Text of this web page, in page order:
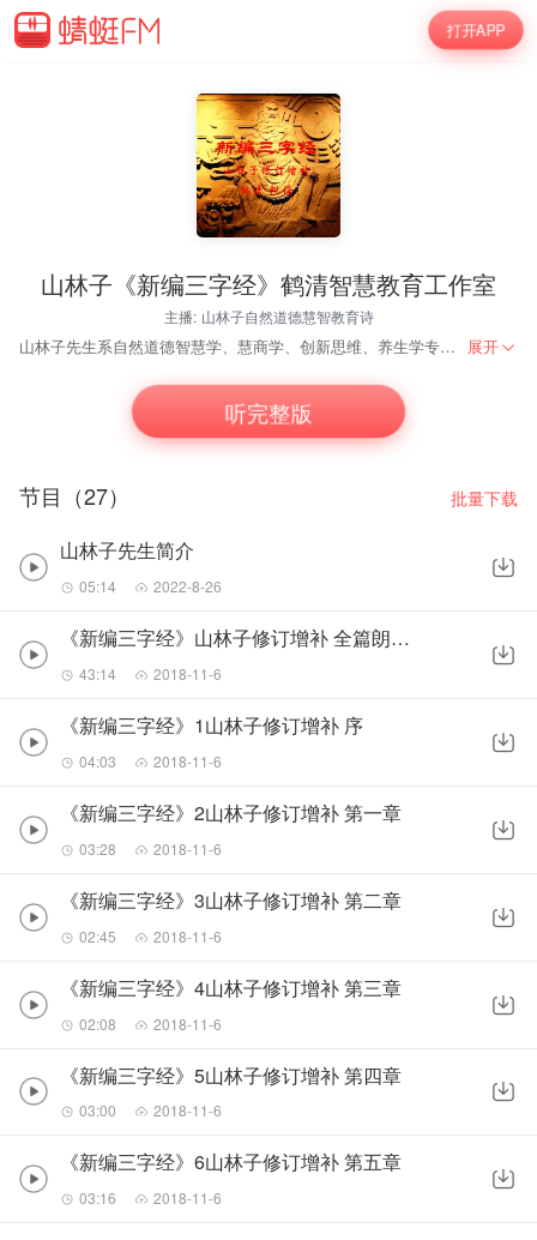
打开APP
山林子《新编三字经》鹤清智慧教育工作室
主播: 山林子自然道德慧智教育诗
山林子先生系自然道德智慧学、慧商学、创新思维、养生学专家。他始终遵循传统继承贵在适时创新的宗旨，以回归人类自然道德本体文化精神、复兴传统自然道德智慧文化为己任，在世界上首次提出“慧商”“道德智慧就是力量，人类呼唤道德智慧教育！”等重要理念，首倡自然道德智慧教育与教育智慧、慧商教育，自然道德智慧人生诗意教育，并长期在高校进行了大量的课题研究和教学实践。他以原创诗文传播人类先进文化，提升人类心身素质！ 展开
听完整版
节目（27） 批量下载
山林子先生简介
05:14 2022-8-26
《新编三字经》山林子修订增补 全篇朗诵 鹤清
43:14 2018-11-6
《新编三字经》1山林子修订增补 序
04:03 2018-11-6
《新编三字经》2山林子修订增补 第一章
03:28 2018-11-6
《新编三字经》3山林子修订增补 第二章
02:45 2018-11-6
《新编三字经》4山林子修订增补 第三章
02:08 2018-11-6
《新编三字经》5山林子修订增补 第四章
03:00 2018-11-6
《新编三字经》6山林子修订增补 第五章
03:16 2018-11-6